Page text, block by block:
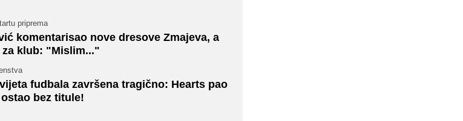
priprema
komentarisao nove dresove Zmajeva, a
klub: "Mislim..."
fudbala završena tragično: Hearts pao
bez titule!